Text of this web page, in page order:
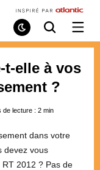
Mode
de
Recherche
/
menu
t-elle à vos
?
de lecture : 2 min
dans votre
devez vous
2012 ? Pas de